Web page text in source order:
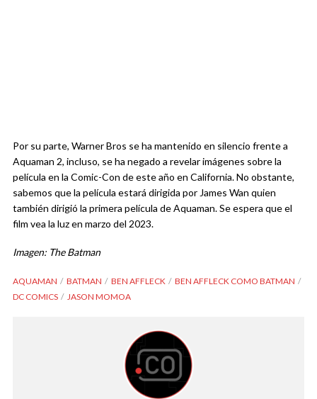
Por su parte, Warner Bros se ha mantenido en silencio frente a
Aquaman 2, incluso, se ha negado a revelar imágenes sobre la
película en la Comic-Con de este año en California. No obstante,
sabemos que la película estará dirigida por James Wan quien
también dirigió la primera película de Aquaman. Se espera que el
film vea la luz en marzo del 2023.
Imagen: The Batman
AQUAMAN BATMAN BEN AFFLECK
BEN AFFLECK COMO BATMAN
DC COMICS
JASON MOMOA